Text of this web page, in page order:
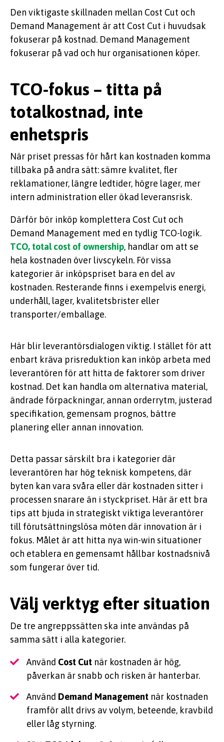
Den viktigaste skillnaden mellan Cost Cut och
Demand Management är att Cost Cut i huvudsak
fokuserar på kostnad. Demand Management
fokuserar på vad och hur organisationen köper.
TCO-fokus – titta på
totalkostnad, inte
enhetspris
När priset pressas för hårt kan kostnaden komma
tillbaka på andra sätt: sämre kvalitet, fler
reklamationer, längre ledtider, högre lager, mer
intern administration eller ökad leveransrisk.
Därför bör inköp komplettera Cost Cut och
Demand Management med en tydlig TCO-logik.
TCO, total cost of ownership, handlar om att se
hela kostnaden över livscykeln. För vissa
kategorier är inköpspriset bara en del av
kostnaden. Resterande finns i exempelvis energi,
underhåll, lager, kvalitetsbrister eller
transporter/emballage.
Här blir leverantörsdialogen viktig. I stället för att
enbart kräva prisreduktion kan inköp arbeta med
leverantören för att hitta de faktorer som driver
kostnad. Det kan handla om alternativa material,
ändrade förpackningar, annan orderrytm, justerad
specifikation, gemensam prognos, bättre
planering eller annan innovation.
Detta passar särskilt bra i kategorier där
leverantören har hög teknisk kompetens, där
byten kan vara svåra eller där kostnaden sitter i
processen snarare än i styckpriset. Här är ett bra
tips att bjuda in strategiskt viktiga leverantörer
till förutsättningslösa möten där innovation är i
fokus. Målet är att hitta nya win-win situationer
och etablera en gemensamt hållbar kostnadsnivå
som fungerar över tid.
Välj verktyg efter situation
De tre angreppssätten ska inte användas på
samma sätt i alla kategorier.
Använd Cost Cut när kostnaden är hög,
påverkan är snabb och risken är hanterbar.
Använd Demand Management när kostnaden
framför allt drivs av volym, beteende, kravbild
eller låg styrning.